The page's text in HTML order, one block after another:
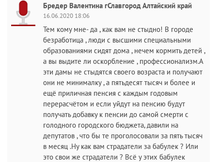
Бредер Валентина гСлавгород Алтайский край
16.06.2020 18:06
Тем кому мне- да , как вам не стыдно! В городе
безработица , люди с высшими специальными
образованиями сидят дома , нечем кормить детей ,
а вы выдите ли оскорбление , профессионализм.А
эти дамы не стыдятся своего возраста и получают
они не минималку , а пятьдесят тысяч и более и
ещё приличная пенсия с каждым годовым
перерасчётом и если уйдут на пенсию будут
получать добавку к пенсии до самой смерти с
голодного городского бюджета, давили на
депутатов , что бы те проголосовали за пять тысяч
в месяц .Ну как вам страдатели за бабулек ? Или
это свои же страдатели ? Всё у этих бабулек